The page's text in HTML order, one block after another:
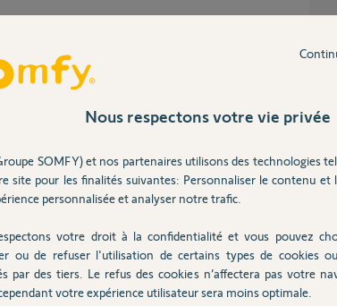
avec votre installateur.
voici la photo jointe avec la pièce
Nous respectons votre vie privée
SOMFY) et nos partenaires utilisons des technologies
site pour les finalités suivantes: Personnaliser le contenu et
personnalisée et analyser notre trafic.
votre droit à la confidentialité et vous pouvez
ou de refuser l'utilisation de certains types de cookies
par des tiers. Le refus des cookies n’affectera pas votre
votre expérience utilisateur sera moins optimale.